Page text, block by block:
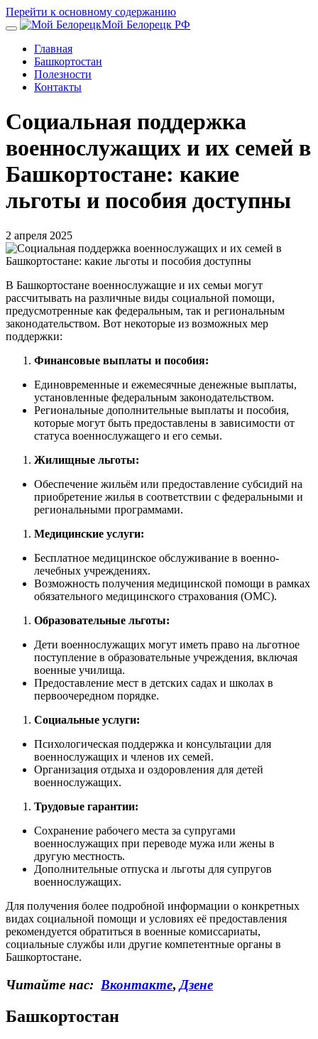
Перейти к основному содержанию
Мой Белорецк РФ
Главная
Башкортостан
Полезности
Контакты
Социальная поддержка
военнослужащих и их семей в
Башкортостане: какие
льготы и пособия доступны
2 апреля 2025
В Башкортостане военнослужащие и их семьи могут
рассчитывать на различные виды социальной помощи,
предусмотренные как федеральным, так и региональным
законодательством. Вот некоторые из возможных мер
поддержки:
Финансовые выплаты и пособия:
Единовременные и ежемесячные денежные выплаты,
установленные федеральным законодательством.
Региональные дополнительные выплаты и пособия,
которые могут быть предоставлены в зависимости от
статуса военнослужащего и его семьи.
Жилищные льготы:
Обеспечение жильём или предоставление субсидий на
приобретение жилья в соответствии с федеральными и
региональными программами.
Медицинские услуги:
Бесплатное медицинское обслуживание в военно-
лечебных учреждениях.
Возможность получения медицинской помощи в рамках
обязательного медицинского страхования (ОМС).
Образовательные льготы:
Дети военнослужащих могут иметь право на льготное
поступление в образовательные учреждения, включая
военные училища.
Предоставление мест в детских садах и школах в
первоочередном порядке.
Социальные услуги:
Психологическая поддержка и консультации для
военнослужащих и членов их семей.
Организация отдыха и оздоровления для детей
военнослужащих.
Трудовые гарантии:
Сохранение рабочего места за супругами
военнослужащих при переводе мужа или жены в
другую местность.
Дополнительные отпуска и льготы для супругов
военнослужащих.
Для получения более подробной информации о конкретных
видах социальной помощи и условиях её предоставления
рекомендуется обратиться в военные комиссариаты,
социальные службы или другие компетентные органы в
Башкортостане.
Читайте нас: Вконтакте, Дзене
Башкортостан